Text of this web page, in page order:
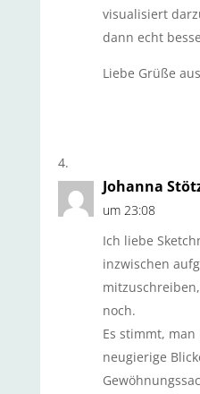
visualisiert
dann echt
Liebe Grüße
Johanna
um 23:08
Ich liebe
inzwischen
noch.
Es stimmt,
neugierige